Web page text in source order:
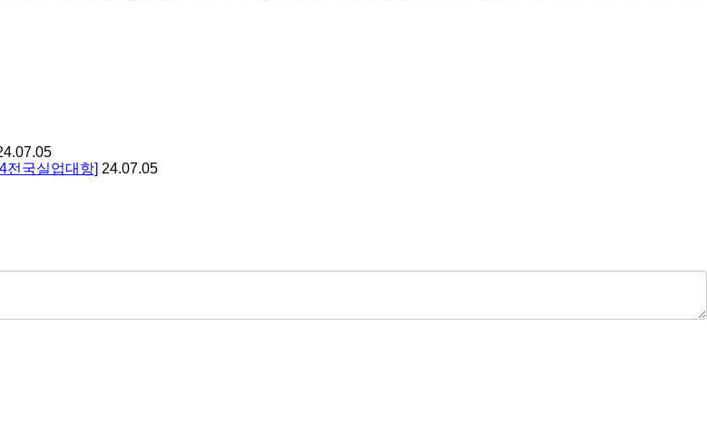
전국실업대항] 24.07.05